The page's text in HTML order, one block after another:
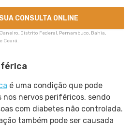
CONSULTA ONLINE
Distrito Federal, Pernambuco, Bahia,
Ceará.
é uma condição que pode
nos nervos periféricos, sendo
com diabetes não controlada.
também pode ser causada